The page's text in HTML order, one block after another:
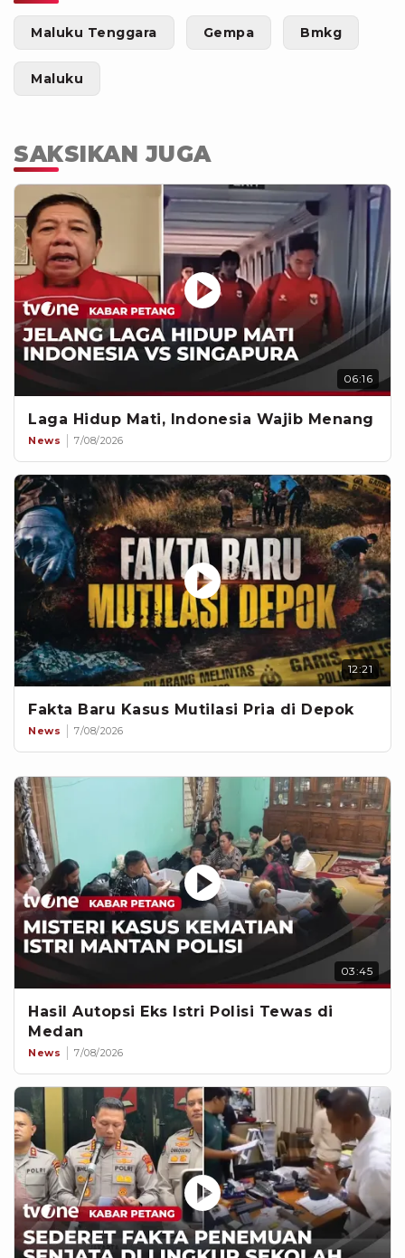
Maluku Tenggara Gempa Bmkg
Maluku
SAKSIKAN JUGA
06:16
Laga Hidup Mati, Indonesia Wajib Menang
News 7/08/2026
12:21
Fakta Baru Kasus Mutilasi Pria di Depok
News 7/08/2026
03:45
Hasil Autopsi Eks Istri Polisi Tewas di
Medan
News 7/08/2026